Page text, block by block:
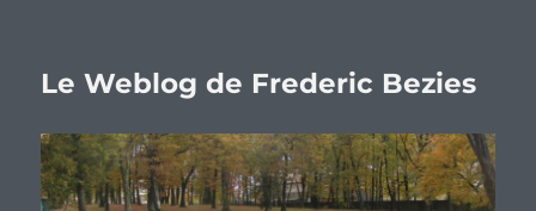
Le Weblog de Frederic Bezies